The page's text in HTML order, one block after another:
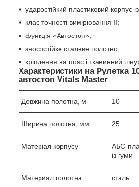
ударостійкий пластиковий корпус
клас точності вимірювання II;
функція «Автостоп»;
зносостійке сталеве полотно;
кріплення на пояс і тканинний
Характеристики на Рулетка
автостоп Vitals Master
Довжина полотна, м 10
Ширина полотна, мм 25
Матеріал корпусу
АБС-
із гуми
Материал полотна сталь